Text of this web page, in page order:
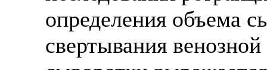
определения объема
свертывания